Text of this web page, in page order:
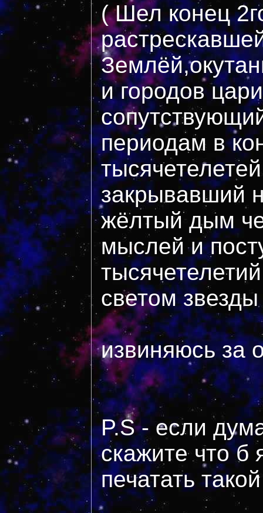
( Шел конец
и городов
периодам в
закрывавший
жёлтый дым
мыслей и
светом
извиняюсь за
P.S - если
скажите что б
печатать